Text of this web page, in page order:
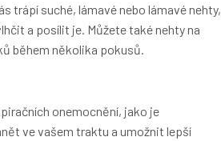
trápí suché, lámavé nebo lámavé nehty,
a posílit je. Můžete také nehty na
během několika pokusů.
onemocnění, jako je
ve vašem traktu a umožnit lepší